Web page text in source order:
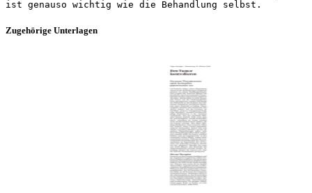
Zugehörige Unterlagen